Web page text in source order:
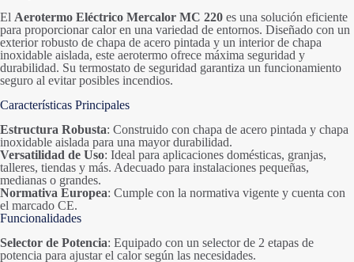
El Aerotermo Eléctrico Mercalor MC 220 es una solución eficiente
para proporcionar calor en una variedad de entornos. Diseñado con un
exterior robusto de chapa de acero pintada y un interior de chapa
inoxidable aislada, este aerotermo ofrece máxima seguridad y
durabilidad. Su termostato de seguridad garantiza un funcionamiento
seguro al evitar posibles incendios.
Características Principales
Estructura Robusta: Construido con chapa de acero pintada y chapa
inoxidable aislada para una mayor durabilidad.
Versatilidad de Uso: Ideal para aplicaciones domésticas, granjas,
talleres, tiendas y más. Adecuado para instalaciones pequeñas,
medianas o grandes.
Normativa Europea: Cumple con la normativa vigente y cuenta con
el marcado CE.
Funcionalidades
Selector de Potencia: Equipado con un selector de 2 etapas de
potencia para ajustar el calor según las necesidades.